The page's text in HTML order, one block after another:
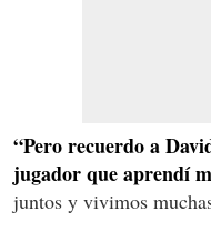
“Pero recuerdo a
jugador que aprendí
juntos y vivimos